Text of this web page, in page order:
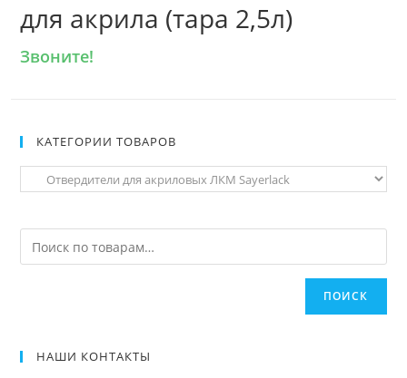
для акрила (тара 2,5л)
Звоните!
КАТЕГОРИИ ТОВАРОВ
ПОИСК
НАШИ КОНТАКТЫ